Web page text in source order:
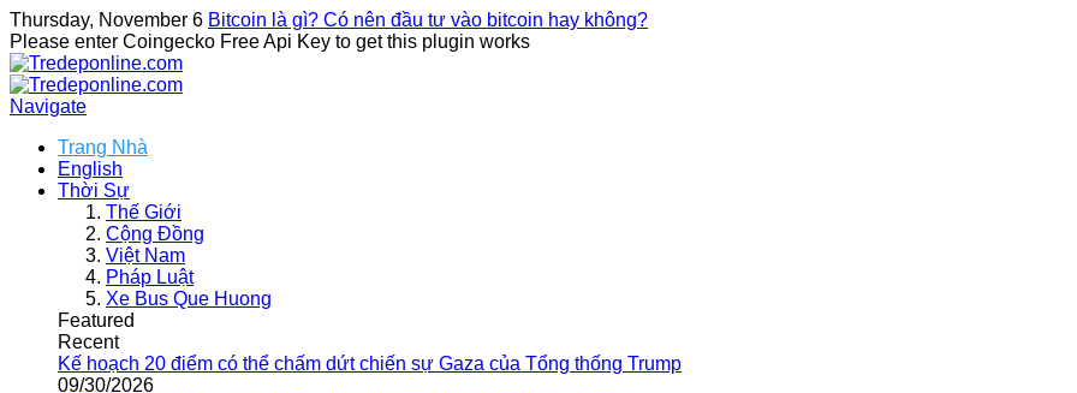
Thursday, November 6 Bitcoin là gì? Có nên đầu tư vào bitcoin hay không?
Please enter Coingecko Free Api Key to get this plugin works
Navigate
Trang Nhà
English
Thời Sự
Thế Giới
Cộng Đồng
Việt Nam
Pháp Luật
Xe Bus Que Huong
Featured
Recent
Kế hoạch 20 điểm có thể chấm dứt chiến sự Gaza của Tổng thống Trump
09/30/2026